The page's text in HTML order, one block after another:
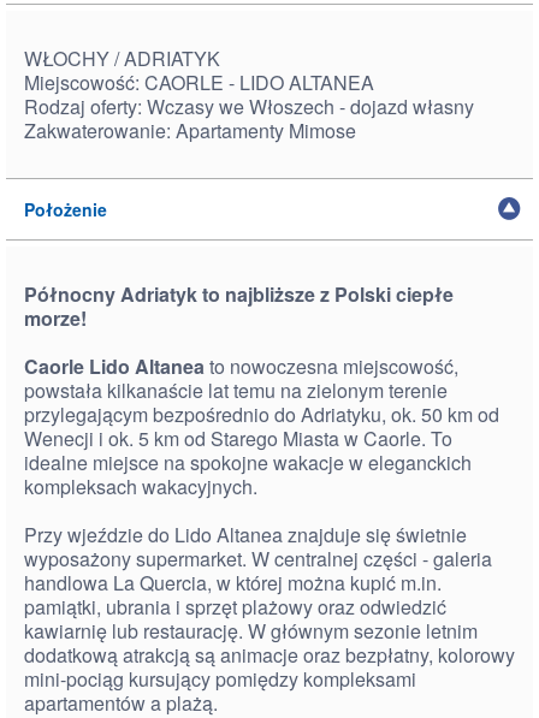
WŁOCHY / ADRIATYK
Miejscowość: CAORLE - LIDO ALTANEA
Rodzaj oferty: Wczasy we Włoszech - dojazd własny
Zakwaterowanie: Apartamenty Mimose
Położenie
Północny Adriatyk to najbliższe z Polski ciepłe
morze!
Caorle Lido Altaneato nowoczesna miejscowość,
powstała kilkanaście lat temu na zielonym terenie
przylegającym bezpośrednio do Adriatyku, ok. 50 km od
Wenecji i ok. 5 km od Starego Miasta w Caorle. To
idealne miejsce na spokojne wakacje w eleganckich
kompleksach wakacyjnych.
Przy wjeździe do Lido Altanea znajduje się świetnie
wyposażony supermarket. W centralnej części - galeria
handlowa La Quercia, w której można kupić m.in.
pamiątki, ubrania i sprzęt plażowy oraz odwiedzić
kawiarnię lub restaurację. W głównym sezonie letnim
dodatkową atrakcją są animacje oraz bezpłatny, kolorowy
mini-pociąg kursujący pomiędzy kompleksami
apartamentów a plażą.